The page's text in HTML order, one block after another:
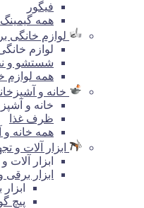
فیگور
همه گیمینگ
لوازم خانگی
لوازم
شستشو و
همه لوازم
خانه و
خانه و
ظرف غذا
همه خانه و
ابزار آلات و
ابزار آلات
ابزار
پیچ